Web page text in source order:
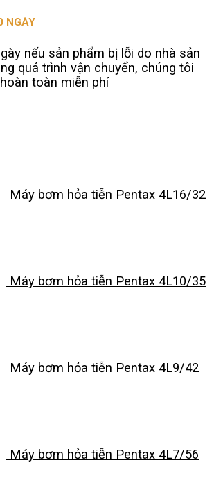
NGÀY
nếu sản phẩm bị lỗi do nhà sản
quá trình vận chuyển, chúng tôi
toàn miễn phí
Máy bơm hỏa tiễn Pentax 4L16/32
Máy bơm hỏa tiễn Pentax 4L10/35
Máy bơm hỏa tiễn Pentax 4L9/42
Máy bơm hỏa tiễn Pentax 4L7/56